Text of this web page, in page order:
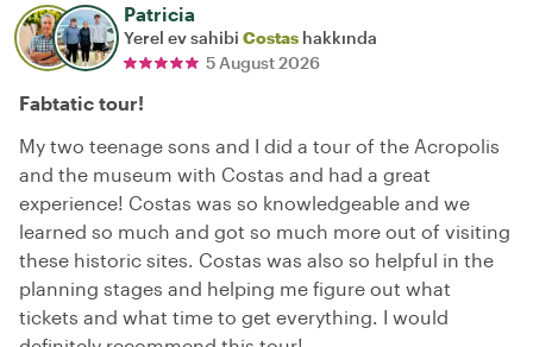
Patricia
Yerel ev sahibi Costas hakkında
5 August 2026
Fabtatic tour!
My two teenage sons and I did a tour of the Acropolis
and the museum with Costas and had a great
experience! Costas was so knowledgeable and we
learned so much and got so much more out of visiting
these historic sites. Costas was also so helpful in the
planning stages and helping me figure out what
tickets and what time to get everything. I would